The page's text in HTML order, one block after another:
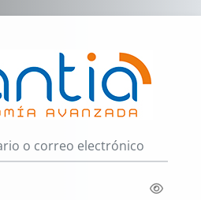
Entrar a
Nombre de usuario o correo